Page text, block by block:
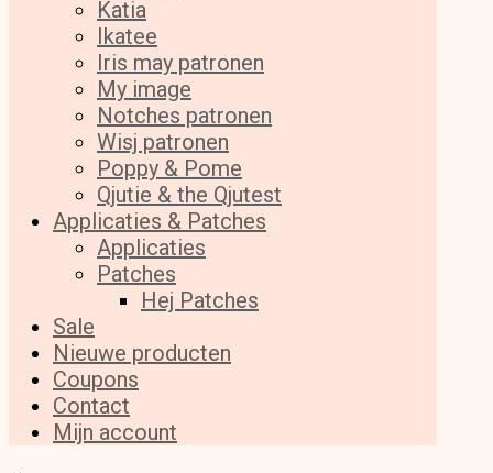
Katia
Ikatee
Iris may patronen
My image
Notches patronen
Wisj patronen
Poppy & Pome
Qjutie & the Qjutest
Applicaties & Patches
Applicaties
Patches
Hej Patches
Sale
Nieuwe producten
Coupons
Contact
Mijn account